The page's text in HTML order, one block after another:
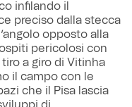
infilando il
preciso dalla stecca
opposto alla
pericolosi con
a giro di Vitinha
il campo con le
che il Pisa lascia